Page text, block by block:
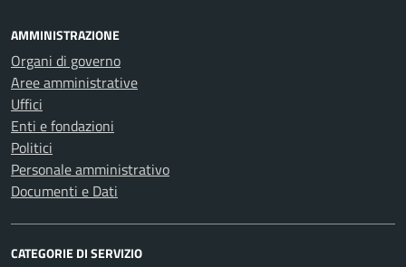
AMMINISTRAZIONE
Organi di governo
Aree amministrative
Uffici
Enti e fondazioni
Politici
Personale amministrativo
Documenti e Dati
CATEGORIE DI SERVIZIO